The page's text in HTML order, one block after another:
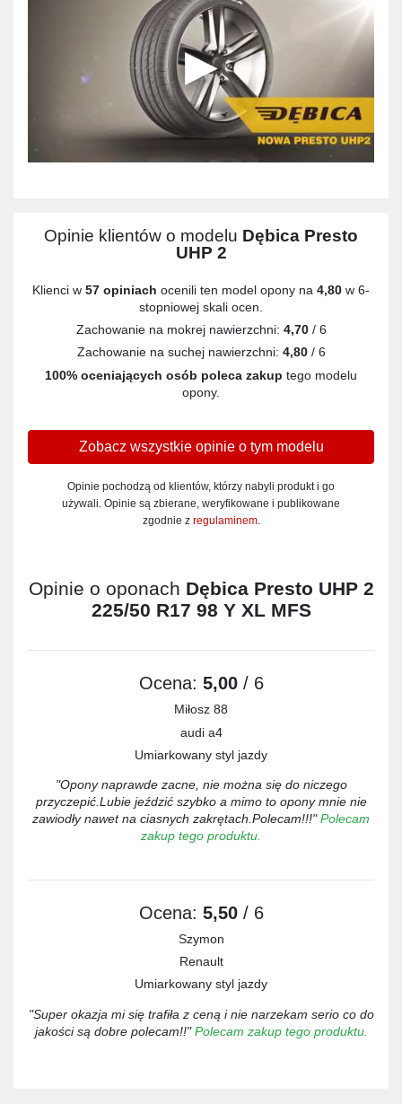
Opinie klientów o modelu Dębica Presto
UHP 2
Klienci w 57 opiniach ocenili ten model opony na 4,80 w 6-
stopniowej skali ocen.
Zachowanie na mokrej nawierzchni: 4,70/ 6
Zachowanie na suchej nawierzchni: 4,80/ 6
100% oceniających osób poleca zakup tego modelu
opony.
Zobacz wszystkie opinie o tym modelu
Opinie pochodzą od klientów, którzy nabyli produkt i go
używali. Opinie są zbierane, weryfikowane i publikowane
zgodnie z regulaminem.
Opinie o oponach Dębica Presto UHP 2
225/50 R17 98 Y XL MFS
Ocena: 5,00/ 6
Miłosz 88
audi a4
Umiarkowany styl jazdy
"Opony naprawde zacne, nie można się do niczego
przyczepić.Lubie jeździć szybko a mimo to opony mnie nie
zawiodły nawet na ciasnych zakrętach.Polecam!!!"Polecam
zakup tego produktu.
Ocena: 5,50/ 6
Szymon
Renault
Umiarkowany styl jazdy
"Super okazja mi się trafiła z ceną i nie narzekam serio co do
jakości są dobre polecam!!"Polecam zakup tego produktu.